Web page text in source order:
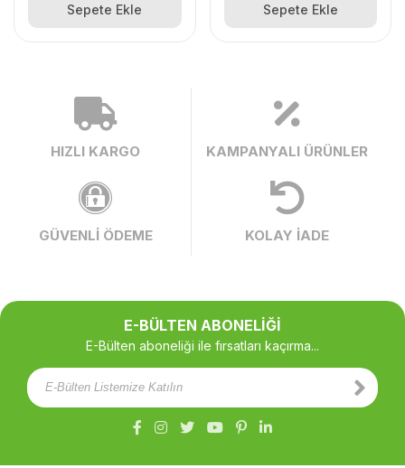
Sepete Ekle Sepete Ekle
HIZLI KARGO KAMPANYALI ÜRÜNLER
GÜVENLİ ÖDEME KOLAY İADE
E-BÜLTEN ABONELİĞİ
E-Bülten aboneliği ile fırsatları kaçırma...